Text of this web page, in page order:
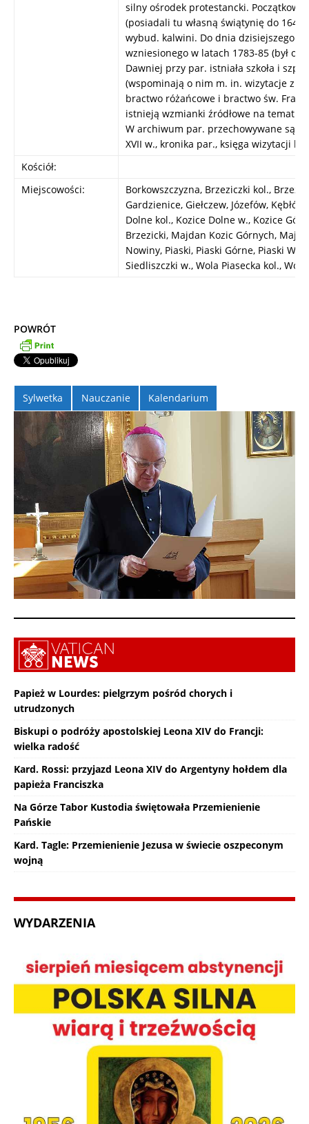
silny ośrodek protestancki.
(posiadali tu własną świątynię do 1642
wybud. kalwini. Do dnia dzisiejszego
wzniesionego w latach 1783-85 (był on
Dawniej przy par. istniała szkoła i
(wspominają o nim m. in. wizytacje z
bractwo różańcowe i bractwo św.
istnieją wzmianki źródłowe na temat
W archiwum par. przechowywane są
XVII w., kronika par., księga wizytacji
Kościół:
Miejscowości:
Borkowszczyzna, Brzeziczki kol.,
Gardzienice, Giełczew, Józefów,
Dolne kol., Kozice Dolne w., Kozice
Brzezicki, Majdan Kozic Górnych,
Nowiny, Piaski, Piaski Górne, Piaski
Siedliszczki w., Wola Piasecka kol.,
POWRÓT
Sylwetka Nauczanie Kalendarium
Papież w Lourdes: pielgrzym pośród chorych i
utrudzonych
Biskupi o podróży apostolskiej Leona XIV do Francji:
wielka radość
Kard. Rossi: przyjazd Leona XIV do Argentyny hołdem dla
papieża Franciszka
Na Górze Tabor Kustodia świętowała Przemienienie
Pańskie
Kard. Tagle: Przemienienie Jezusa w świecie oszpeconym
wojną
WYDARZENIA